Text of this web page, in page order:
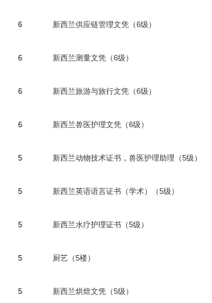
6 新西兰供应链管理文凭（6级）
6 新西兰测量文凭（6级）
6 新西兰旅游与旅行文凭（6级）
6 新西兰兽医护理文凭（6级）
5 新西兰动物技术证书，兽医护理助理（5级）
5 新西兰英语语言证书（学术）（5级）
5 新西兰水疗护理证书（5级）
5 厨艺（5楼）
5 新西兰烘焙文凭（5级）